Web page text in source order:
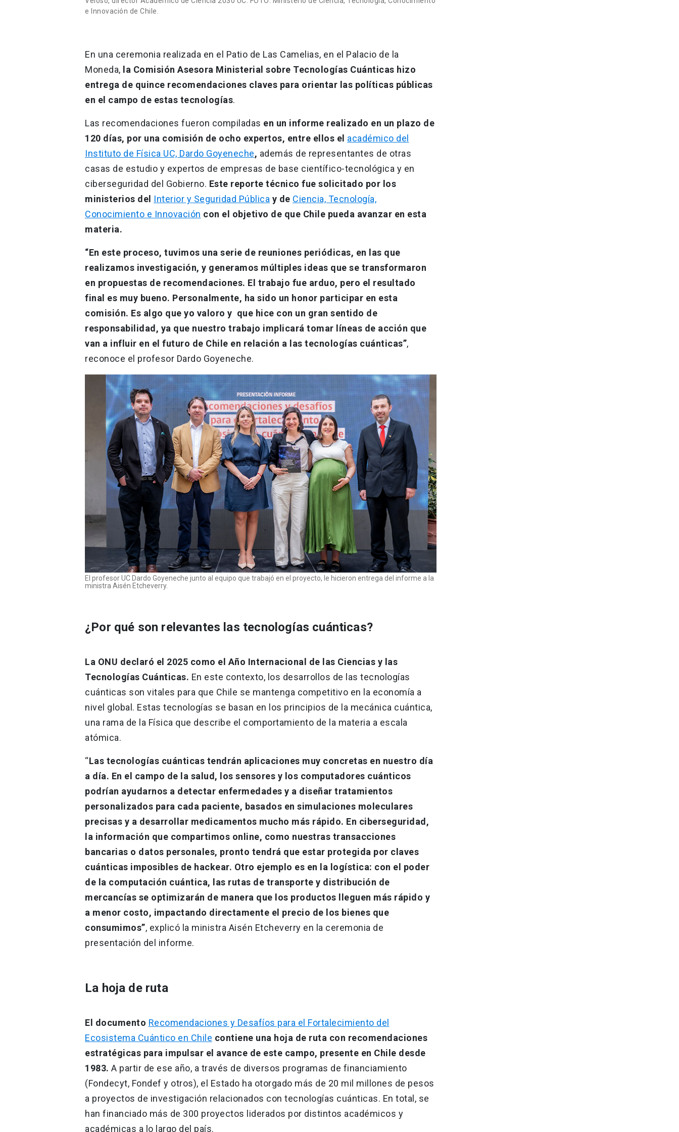
e Innovación de Chile.
En una ceremonia realizada en el Patio de Las Camelias, en el Palacio de la
Moneda, la Comisión Asesora Ministerial sobre Tecnologías Cuánticas hizo
entrega de quince recomendaciones claves para orientar las políticas públicas
en el campo de estas tecnologías.
Las recomendaciones fueron compiladas en un informe realizado en un plazo de
120 días, por una comisión de ocho expertos, entre ellos el académico del
Instituto de Física UC, Dardo Goyeneche, además de representantes de otras
casas de estudio y expertos de empresas de base científico-tecnológica y en
ciberseguridad del Gobierno. Este reporte técnico fue solicitado por los
ministerios del Interior y Seguridad Pública y de Ciencia, Tecnología,
Conocimiento e Innovación con el objetivo de que Chile pueda avanzar en esta
materia.
“En este proceso, tuvimos una serie de reuniones periódicas, en las que
realizamos investigación, y generamos múltiples ideas que se transformaron
en propuestas de recomendaciones. El trabajo fue arduo, pero el resultado
final es muy bueno. Personalmente, ha sido un honor participar en esta
comisión. Es algo que yo valoro y que hice con un gran sentido de
responsabilidad, ya que nuestro trabajo implicará tomar líneas de acción que
van a influir en el futuro de Chile en relación a las tecnologías cuánticas”,
reconoce el profesor Dardo Goyeneche.
El profesor UC Dardo Goyeneche junto al equipo que trabajó en el proyecto, le hicieron entrega del informe a la
ministra Aisén Etcheverry.
¿Por qué son relevantes las tecnologías cuánticas?
La ONU declaró el 2025 como el Año Internacional de las Ciencias y las
Tecnologías Cuánticas. En este contexto, los desarrollos de las tecnologías
cuánticas son vitales para que Chile se mantenga competitivo en la economía a
nivel global. Estas tecnologías se basan en los principios de la mecánica cuántica,
una rama de la Física que describe el comportamiento de la materia a escala
atómica.
“Las tecnologías cuánticas tendrán aplicaciones muy concretas en nuestro día
a día. En el campo de la salud, los sensores y los computadores cuánticos
podrían ayudarnos a detectar enfermedades y a diseñar tratamientos
personalizados para cada paciente, basados en simulaciones moleculares
precisas y a desarrollar medicamentos mucho más rápido. En ciberseguridad,
la información que compartimos online, como nuestras transacciones
bancarias o datos personales, pronto tendrá que estar protegida por claves
cuánticas imposibles de hackear. Otro ejemplo es en la logística: con el poder
de la computación cuántica, las rutas de transporte y distribución de
mercancías se optimizarán de manera que los productos lleguen más rápido y
a menor costo, impactando directamente el precio de los bienes que
consumimos”, explicó la ministra Aisén Etcheverry en la ceremonia de
presentación del informe.
La hoja de ruta
El documento Recomendaciones y Desafíos para el Fortalecimiento del
Ecosistema Cuántico en Chile contiene una hoja de ruta con recomendaciones
estratégicas para impulsar el avance de este campo, presente en Chile desde
1983. A partir de ese año, a través de diversos programas de financiamiento
(Fondecyt, Fondef y otros), el Estado ha otorgado más de 20 mil millones de pesos
a proyectos de investigación relacionados con tecnologías cuánticas. En total, se
han financiado más de 300 proyectos liderados por distintos académicos y
académicas a lo largo del país.